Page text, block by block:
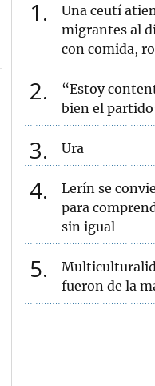
1
Una ceutí
migrantes al
con comida,
2
“Estoy
bien el
3 Ura
4
Lerín se
para
sin igual
5
fueron de la